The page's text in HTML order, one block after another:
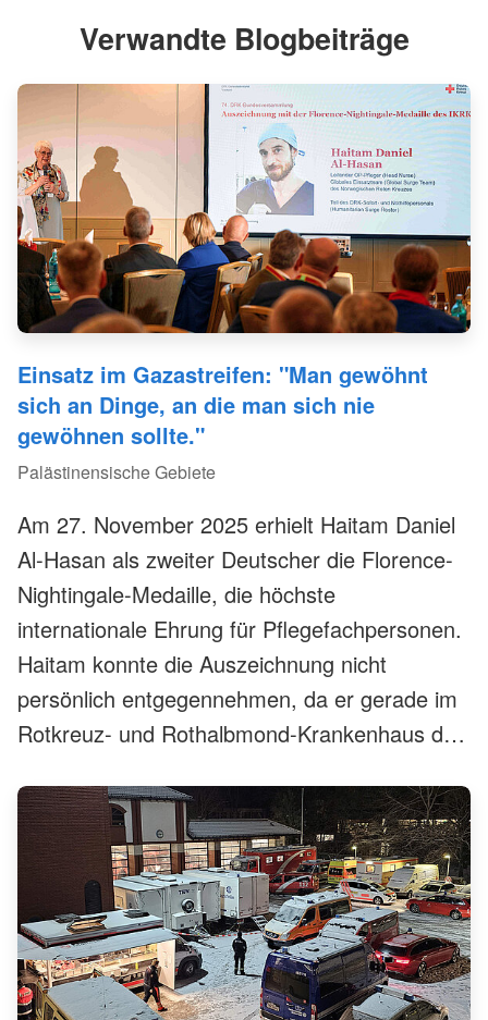
Verwandte Blogbeiträge
Einsatz im Gazastreifen: "Man gewöhnt
sich an Dinge, an die man sich nie
gewöhnen sollte."
Palästinensische Gebiete
Am 27. November 2025 erhielt Haitam Daniel
Al-Hasan als zweiter Deutscher die Florence-
Nightingale-Medaille, die höchste
internationale Ehrung für Pflegefachpersonen.
Haitam konnte die Auszeichnung nicht
persönlich entgegennehmen, da er gerade im
Rotkreuz- und Rothalbmond-Krankenhaus des
Seine Eindrücke von dort teilte er in einem
Interview.